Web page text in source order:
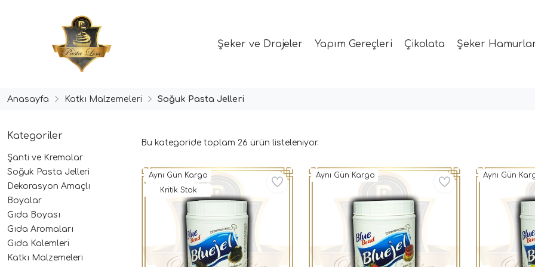
Şeker ve Drajeler Yapım Gereçleri Çikolata Şeker
Anasayfa Katkı Malzemeleri Soğuk Pasta Jelleri
Kategoriler
Şanti ve Kremalar
Soğuk Pasta Jelleri
Dekorasyon Amaçlı
Boyalar
Gıda Boyası
Gıda Aromaları
Gıda Kalemleri
Katkı Malzemeleri
Bu kategoride toplam 26 ürün listeleniyor.
Aynı Gün Kargo
Kritik Stok
Aynı Gün Kargo Aynı Gün